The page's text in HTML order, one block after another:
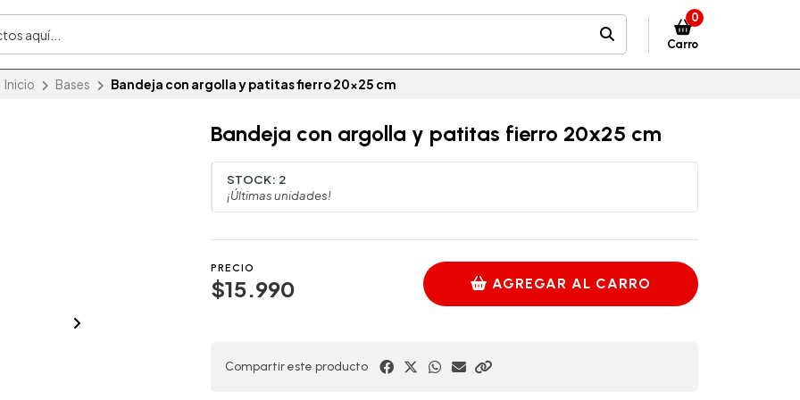
0
Carro
Inicio Bases Bandeja con argolla y patitas fierro 20x25 cm
Bandeja con argolla y patitas fierro 20x25 cm
STOCK: 2
¡Últimas unidades!
PRECIO
$15.990 AGREGAR AL CARRO
Compartir este producto